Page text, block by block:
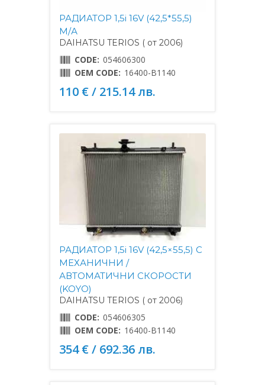
РАДИАТОР 1,5i 16V (42,5*55,5)
М/А
DAIHATSU TERIOS ( от 2006)
CODE: 054606300
OEM CODE: 16400-B1140
110 € / 215.14 лв.
РАДИАТОР 1,5i 16V (42,5×55,5) С
МЕХАНИЧНИ /
АВТОМАТИЧНИ СКОРОСТИ
(KOYO)
DAIHATSU TERIOS ( от 2006)
CODE: 054606305
OEM CODE: 16400-B1140
354 € / 692.36 лв.